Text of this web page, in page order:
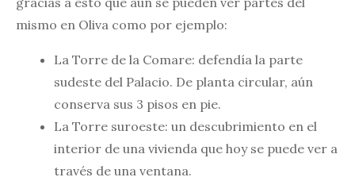
mismo en Oliva como por ejemplo:
La Torre de la Comare: defendía la parte
sudeste del Palacio. De planta circular, aún
conserva sus 3 pisos en pie.
La Torre suroeste: un descubrimiento en el
interior de una vivienda que hoy se puede ver a
través de una ventana.